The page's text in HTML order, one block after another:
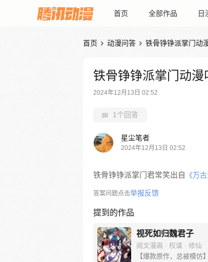
首页 全部作品 日
首页  动漫问答  铁骨铮铮派掌门动
铁骨铮铮派掌门动漫
2024年12月13日 02:52
1个回答
星尘笔者
2024年12月13日 02:52
铁骨铮铮派掌门君常笑出自 《万
答案问题点击举报反馈
提到的作品
视死如归魏君子
阅文漫画 · 权谋 · 修仙
【爆款原作，总被模仿